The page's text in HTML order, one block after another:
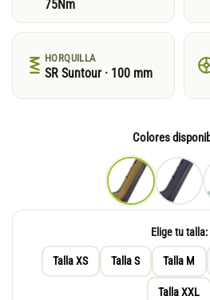
75Nm
HORQUILLA
SR Suntour · 100 mm
Colores
Elige tu talla:
Talla XS Talla S Talla M
Talla XXL